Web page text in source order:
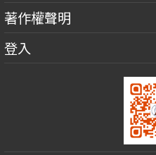
著作權聲明
登入